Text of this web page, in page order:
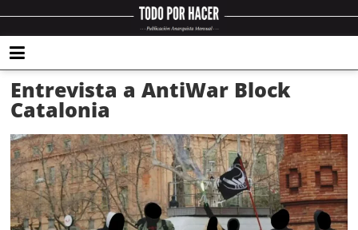
Entrevista a AntiWar Block
Catalonia